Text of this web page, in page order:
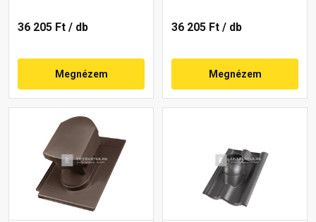
36 205 Ft / db
Megnézem
36 205 Ft / db
Megnézem